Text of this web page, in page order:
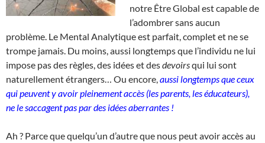
notre Être Global est capable de
l’adombrer sans aucun
problème. Le Mental Analytique est parfait, complet et ne se
trompe jamais. Du moins, aussi longtemps que l’individu ne lui
impose pas des règles, des idées et desdevoirsqui lui sont
naturellement étrangers… Ou encore, aussi longtemps que ceux
qui peuvent y avoir pleinement accès (les parents, les éducateurs),
ne le saccagent pas par des idées aberrantes !
Ah ? Parce que quelqu’un d’autre que nous peut avoir accès au